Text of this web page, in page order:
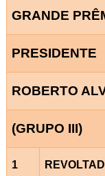
GRANDE
PRESIDENTE
ROBERTO
(GRUPO III)
1